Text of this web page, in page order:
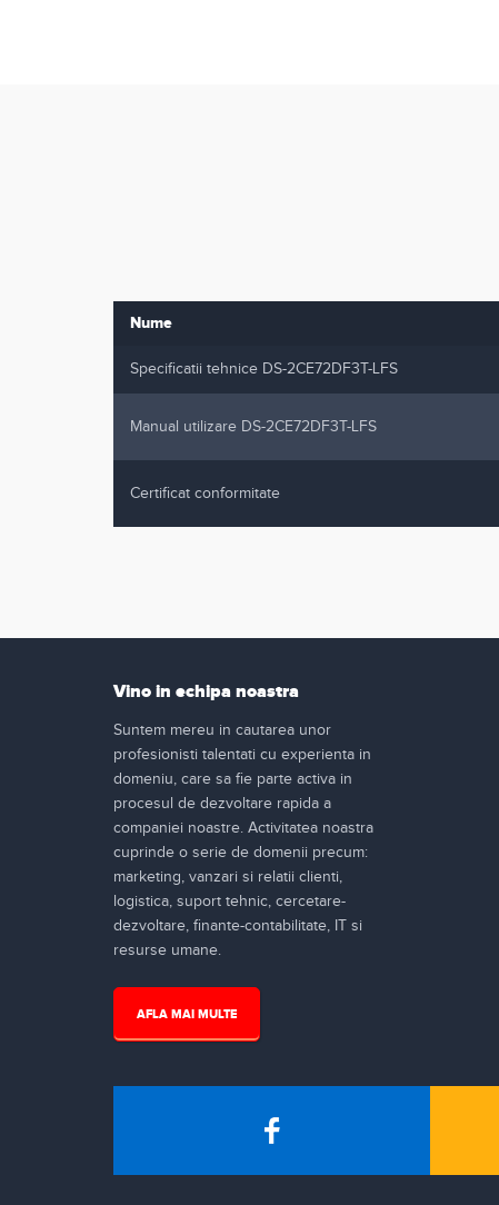
Nume
Specificatii tehnice DS-2CE72DF3T-LFS
Manual utilizare DS-2CE72DF3T-LFS
Certificat conformitate
Vino in echipa noastra
Suntem mereu in cautarea unor
profesionisti talentati cu experienta in
domeniu, care sa fie parte activa in
procesul de dezvoltare rapida a
companiei noastre. Activitatea noastra
cuprinde o serie de domenii precum:
marketing, vanzari si relatii clienti,
logistica, suport tehnic, cercetare-
dezvoltare, finante-contabilitate, IT si
resurse umane.
AFLA MAI MULTE